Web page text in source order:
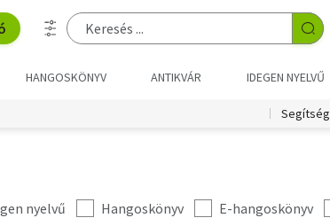
HANGOSKÖNYV ANTIKVÁR IDEGEN NYELVŰ
Segítség
nyelvű Hangoskönyv E-hangoskönyv